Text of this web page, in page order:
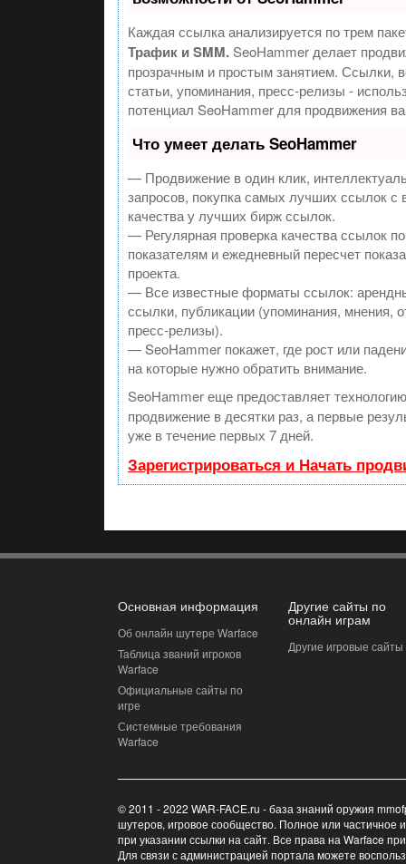
Каждая ссылка анализируется по трем
Трафик и SMM.SeoHammer делает
прозрачным и простым занятием. Ссылки,
статьи, упоминания, пресс-релизы -
потенциал SeoHammer для продвижения
Что умеет делать SeoHammer
— Продвижение в один клик,
запросов, покупка самых лучших ссылок с
качества у лучших бирж ссылок.
— Регулярная проверка качества ссылок
показателям и ежедневный пересчет
проекта.
— Все известные форматы ссылок:
ссылки, публикации (упоминания, мнения,
пресс-релизы).
— SeoHammer покажет, где рост или
на которые нужно обратить внимание.
SeoHammer еще предоставляет
продвижение в десятки раз, а первые
уже в течение первых 7 дней.
Зарегистрироваться и Начать
Основная информация
Об онлайн шутере Warface
Таблица званий игроков
Warface
Официальные сайты по
игре
Системные требования
Warface
Другие сайты по
онлайн играм
Другие игровые сайты
© 2011 - 2022 WAR-FACE.ru - база знаний оружия
шутеров, игровое сообщество. Полное или частичное
при указании ссылки на сайт. Все права на Warface
Для связи с администрацией портала можете